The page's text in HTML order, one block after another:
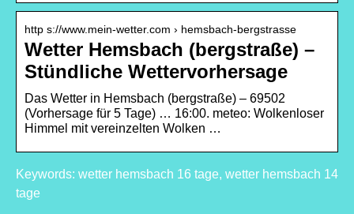
http s://www.mein-wetter.com › hemsbach-bergstrasse
Wetter Hemsbach (bergstraße) –
Stündliche Wettervorhersage
Das Wetter in Hemsbach (bergstraße) – 69502
(Vorhersage für 5 Tage) … 16:00. meteo: Wolkenloser
Himmel mit vereinzelten Wolken …
Keywords: wetter hemsbach 16 tage, wetter hemsbach 14
tage